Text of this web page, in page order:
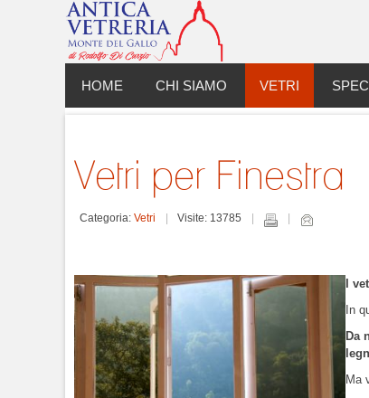
HOME CHI SIAMO VETRI
Vetri per Finestra
Categoria: Vetri Visite: 13785
I
In
Da
Ma